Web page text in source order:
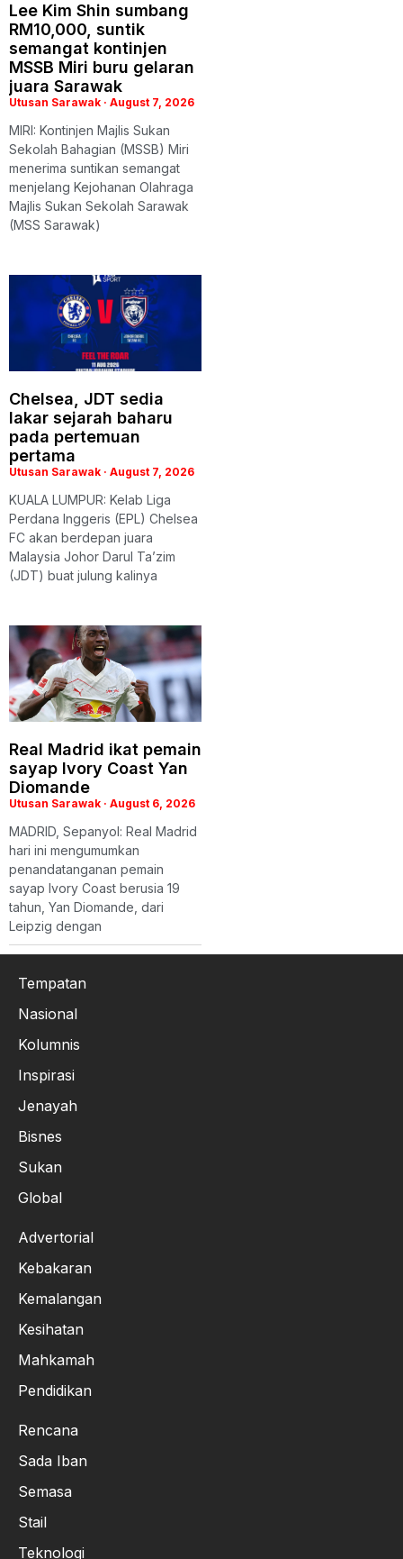
Lee Kim Shin sumbang
RM10,000, suntik
semangat kontinjen
MSSB Miri buru gelaran
juara Sarawak
Utusan Sarawak August 7, 2026
MIRI: Kontinjen Majlis Sukan
Sekolah Bahagian (MSSB) Miri
menerima suntikan semangat
menjelang Kejohanan Olahraga
Majlis Sukan Sekolah Sarawak
(MSS Sarawak)
Chelsea, JDT sedia
lakar sejarah baharu
pada pertemuan
pertama
Utusan Sarawak August 7, 2026
KUALA LUMPUR: Kelab Liga
Perdana Inggeris (EPL) Chelsea
FC akan berdepan juara
Malaysia Johor Darul Ta’zim
(JDT) buat julung kalinya
Real Madrid ikat pemain
sayap Ivory Coast Yan
Diomande
Utusan Sarawak August 6, 2026
MADRID, Sepanyol: Real Madrid
hari ini mengumumkan
penandatanganan pemain
sayap Ivory Coast berusia 19
tahun, Yan Diomande, dari
Leipzig dengan
Tempatan
Nasional
Kolumnis
Inspirasi
Jenayah
Bisnes
Sukan
Global
Advertorial
Kebakaran
Kemalangan
Kesihatan
Mahkamah
Pendidikan
Rencana
Sada Iban
Semasa
Stail
Teknologi